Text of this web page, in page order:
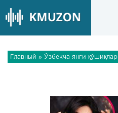
Главный » Ўзбекча янги қўшиқлар